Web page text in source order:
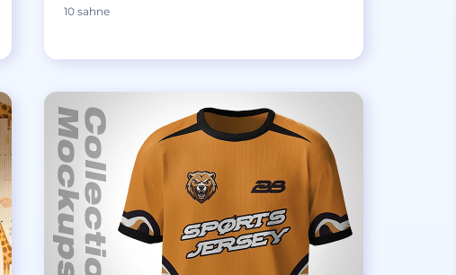
10 sahne